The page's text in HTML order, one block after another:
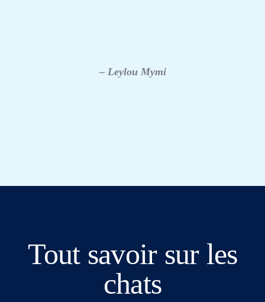
– Leylou Mymi
Tout savoir sur les
chats